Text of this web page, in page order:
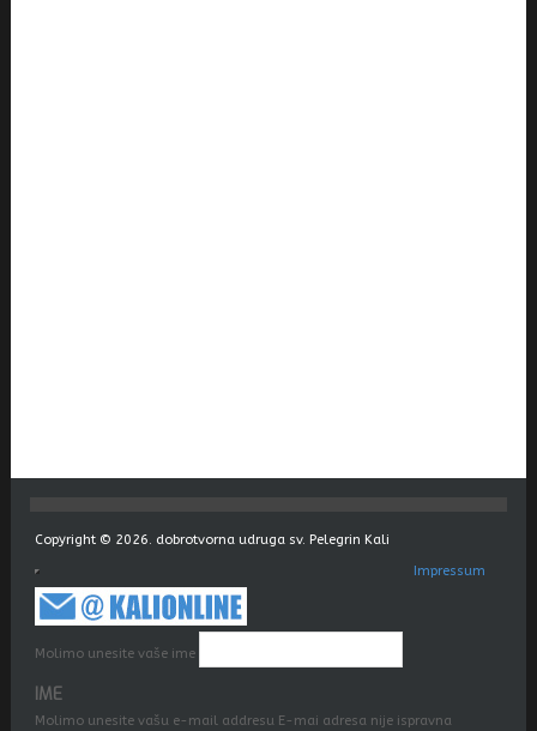
Copyright © 2026. dobrotvorna udruga sv. Pelegrin Kali
Impressum
Molimo unesite vaše ime
IME
Molimo unesite vašu e-mail addresu E-mai adresa nije ispravna